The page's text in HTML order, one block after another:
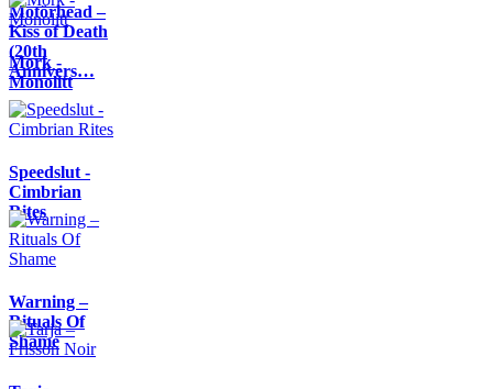
Motörhead –
Kiss of Death
(20th
Annivers…
Mork -
Monolitt
Speedslut -
Cimbrian
Rites
Warning –
Rituals Of
Shame